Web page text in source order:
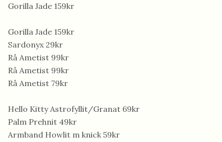
Gorilla Jade 159kr
Gorilla Jade 159kr
Sardonyx 29kr
Rå Ametist 99kr
Rå Ametist 99kr
Rå Ametist 79kr
Hello Kitty Astrofyllit/Granat 69kr
Palm Prehnit 49kr
Armband Howlit m knick 59kr